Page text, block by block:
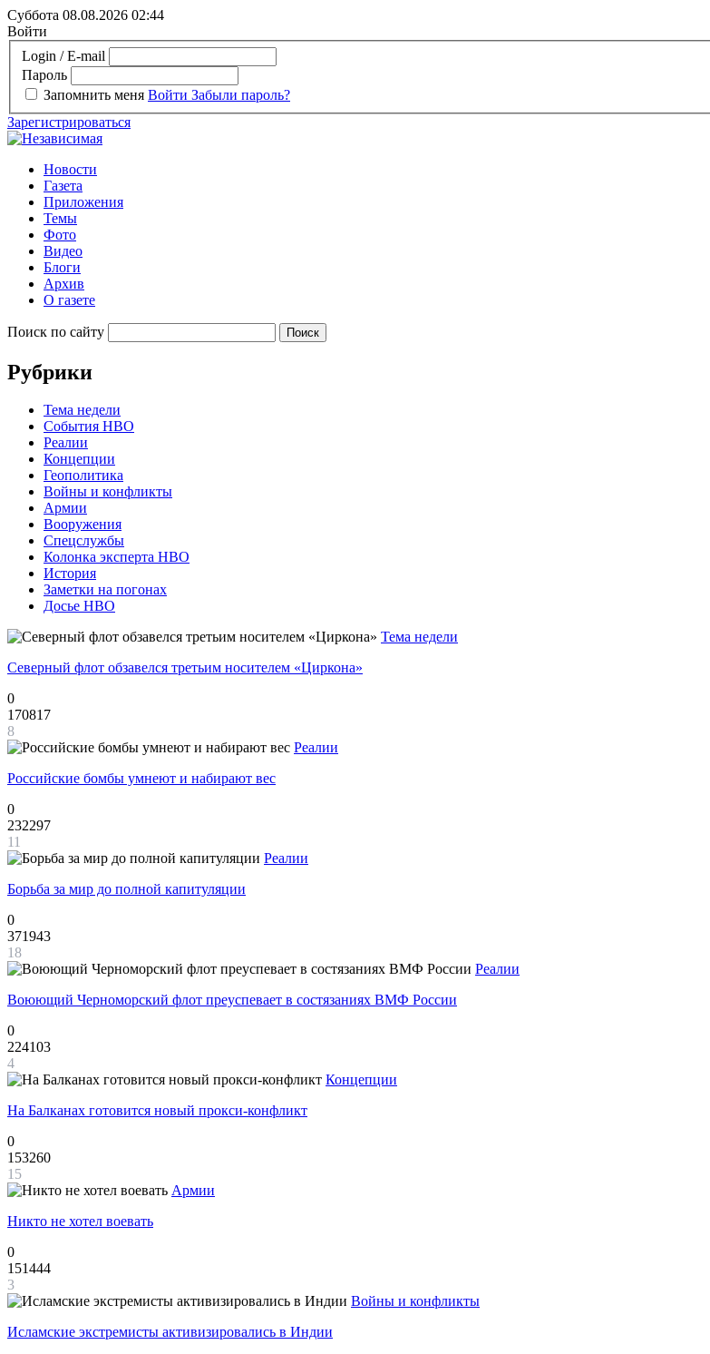
Суббота 08.08.2026 02:44
Войти
Login / E-mail
Пароль
Запомнить меня Войти Забыли пароль?
Зарегистрироваться
Новости
Газета
Приложения
Темы
Фото
Видео
Блоги
Архив
О газете
Поиск по сайту
Рубрики
Тема недели
События НВО
Реалии
Концепции
Геополитика
Войны и конфликты
Армии
Вооружения
Спецслужбы
Колонка эксперта НВО
История
Заметки на погонах
Досье НВО
Тема недели
Северный флот обзавелся третьим носителем «Циркона»
0
170817
8
Реалии
Российские бомбы умнеют и набирают вес
0
232297
11
Реалии
Борьба за мир до полной капитуляции
0
371943
18
Реалии
Воюющий Черноморский флот преуспевает в состязаниях ВМФ России
0
224103
4
Концепции
На Балканах готовится новый прокси-конфликт
0
153260
15
Армии
Никто не хотел воевать
0
151444
3
Войны и конфликты
Исламские экстремисты активизировались в Индии